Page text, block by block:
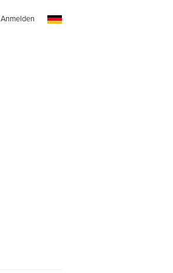
Anmelden